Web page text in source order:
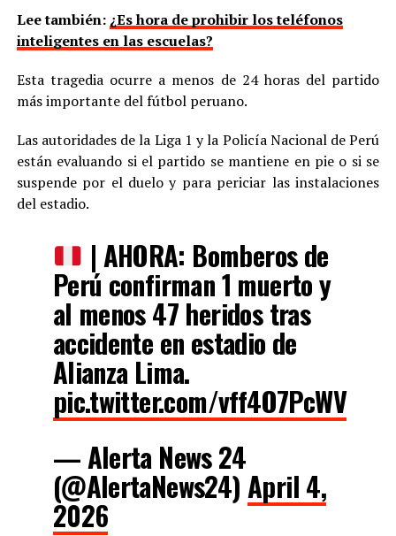
Lee también: ¿Es hora de prohibir los teléfonos
inteligentes en las escuelas?
Esta tragedia ocurre a menos de 24 horas del partido
más importante del fútbol peruano.
Las autoridades de la Liga 1 y la Policía Nacional de Perú
están evaluando si el partido se mantiene en pie o si se
suspende por el duelo y para periciar las instalaciones
del estadio.
| AHORA: Bomberos de
Perú confirman 1 muerto y
al menos 47 heridos tras
accidente en estadio de
Alianza Lima.
pic.twitter.com/vff4O7PcWV
— Alerta News 24
(@AlertaNews24) April 4,
2026